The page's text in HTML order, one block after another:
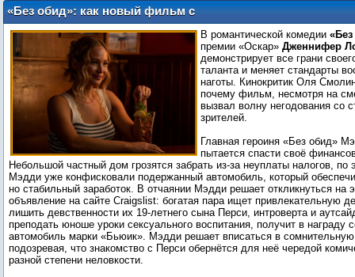
«Без обид»: как новый фильм с
Дженнифер Лоуренс меняет восприятие
женского тела
В романтической комедии
премии «Оскар» Дженнифер
демонстрирует все грани
таланта и меняет стандарты
наготы. Кинокритик Оля
почему фильм, несмотря на
вызвал волну негодования со
зрителей.
Главная героиня «Без обид»
пытается спасти своё
Небольшой частный дом грозятся забрать из-за неуплаты налогов, по
Мэдди уже конфисковали подержанный автомобиль, который
но стабильный заработок. В отчаянии Мэдди решает откликнуться на
объявление на сайте Craigslist: богатая пара ищет привлекательную
лишить девственности их 19-летнего сына Перси, интроверта и
преподать юноше уроки сексуального воспитания, получит в награду
автомобиль марки «Бьюик». Мэдди решает вписаться в
подозревая, что знакомство с Перси обернётся для неё чередой
разной степени неловкости.